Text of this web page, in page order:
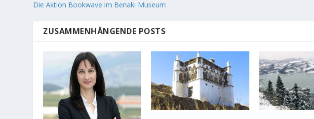
Die Aktion Bookwave im Benaki Museum
ZUSAMMENHÄNGENDE POSTS